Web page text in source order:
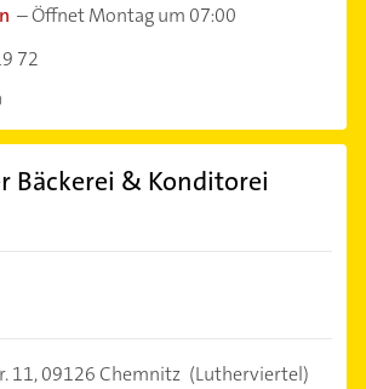
–Öffnet Montag um 07:00
72
Bäckerei & Konditorei
11,09126 Chemnitz (Lutherviertel)